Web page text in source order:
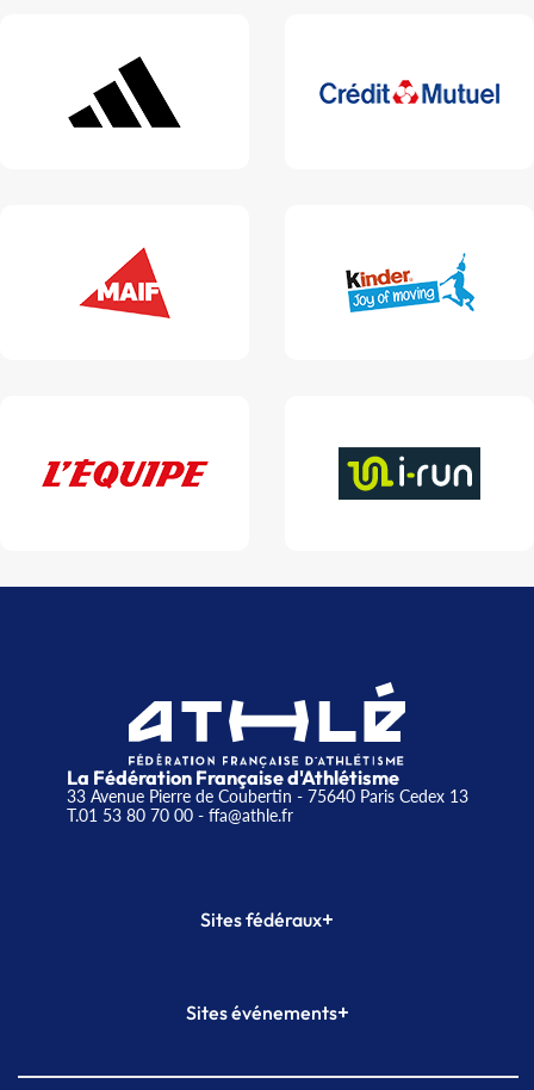
La Fédération Française d'Athlétisme
33 Avenue Pierre de Coubertin - 75640 Paris Cedex 13
T.01 53 80 70 00- ffa@athle.fr
Sites fédéraux+
Plateforme Formation
Sites événements+
Meeting de Paris indoor